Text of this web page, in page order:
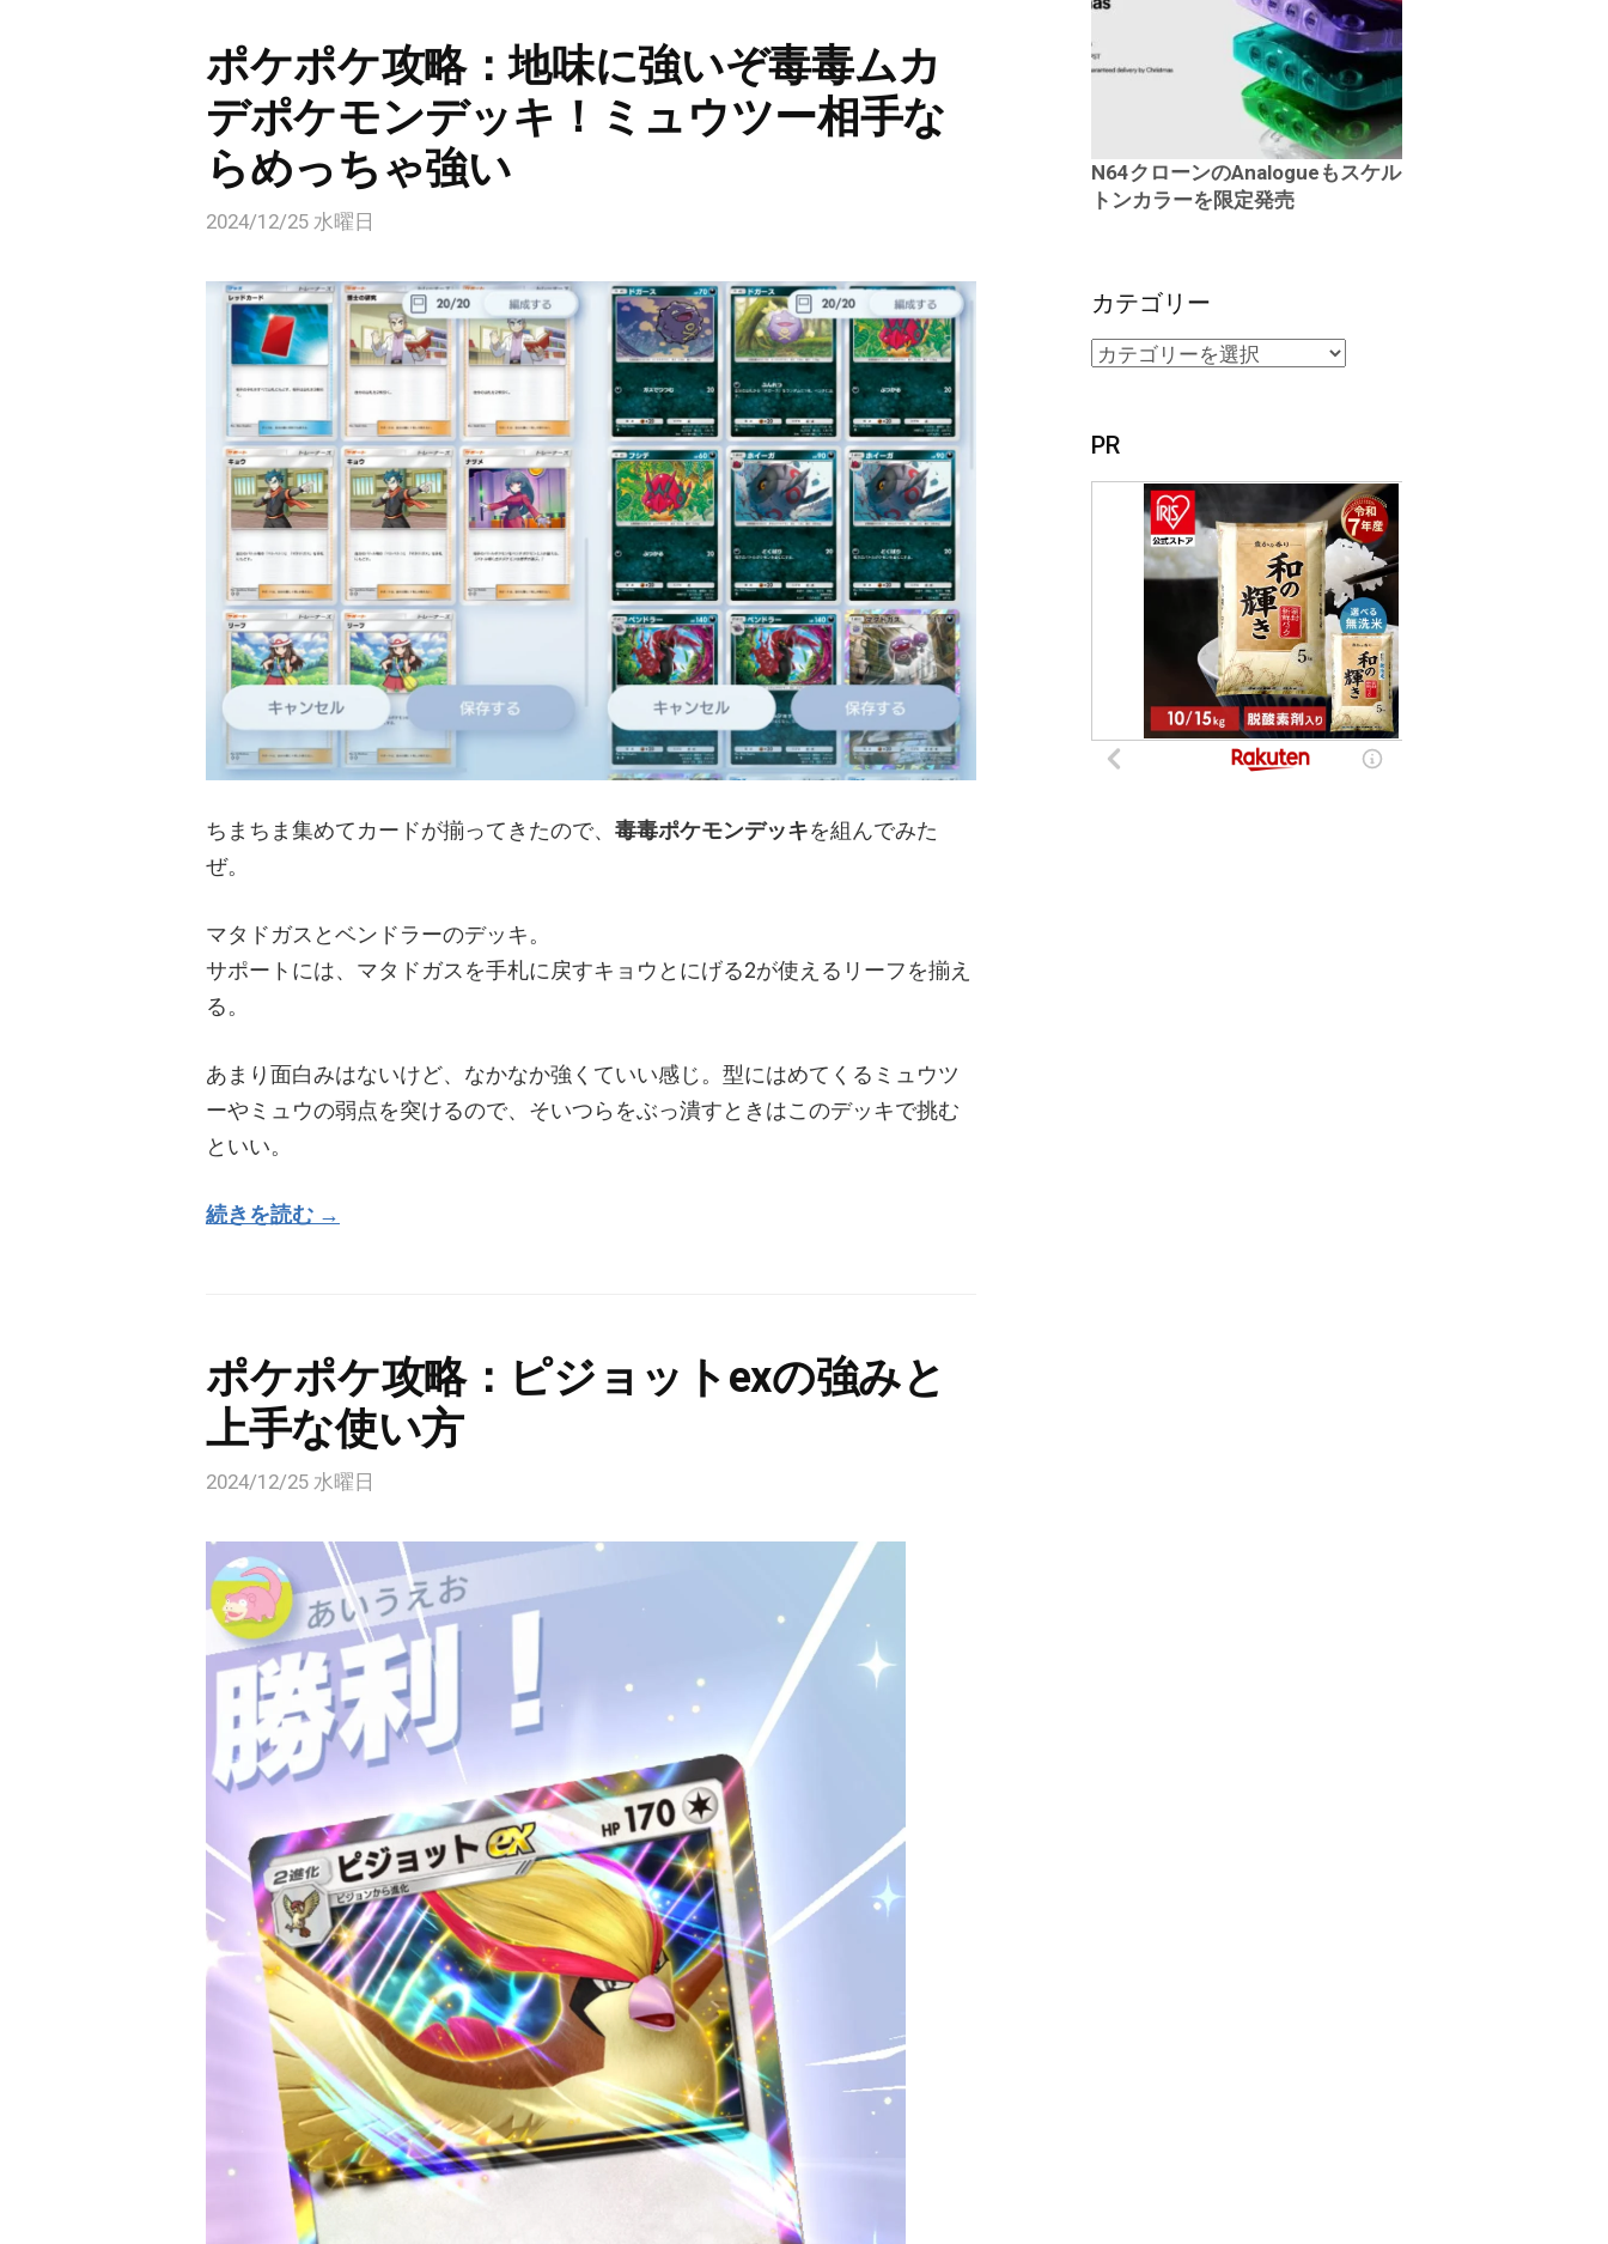
ポケポケ攻略：地味に強いぞ毒毒ムカ
デポケモンデッキ！ミュウツー相手な
らめっちゃ強い
2024/12/25 水曜日
ちまちま集めてカードが揃ってきたので、 毒毒ポケモンデッキを組んでみた
ぜ。
マタドガスとベンドラーのデッキ。
サポートには、マタドガスを手札に戻すキョウとにげる2が使えるリーフを揃え
る。
あまり面白みはないけど、なかなか強くていい感じ。型にはめてくるミュウツ
ーやミュウの弱点を突けるので、そいつらをぶっ潰すときはこのデッキで挑む
といい。
続きを読む →
ポケポケ攻略：ピジョットexの強みと
上手な使い方
2024/12/25 水曜日
N64クローンのAnalogueもスケル
トンカラーを限定発売
カテゴリー
PR